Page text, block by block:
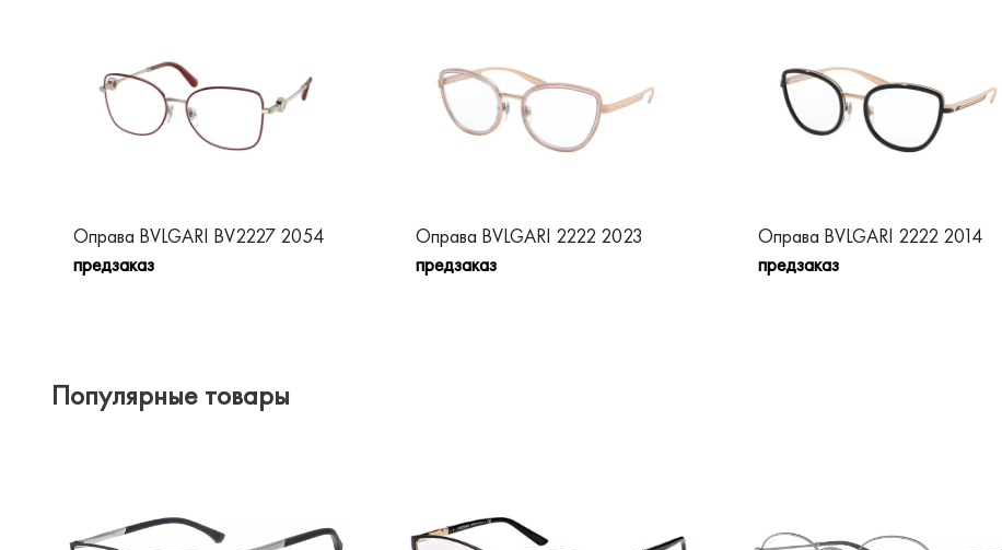
Оправа BVLGARI BV2227 2054
предзаказ
Оправа BVLGARI 2222 2023
предзаказ
Оправа BVLGARI 2222 2014
предзаказ
Популярные товары